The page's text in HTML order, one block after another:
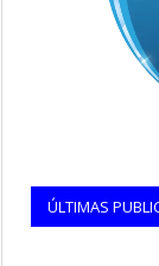
ÚLTIMAS